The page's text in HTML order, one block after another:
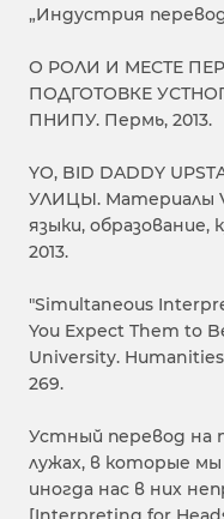
„Индустрия
О РОЛИ И МЕСТЕ
ПОДГОТОВКЕ
ПНИПУ. Пермь, 2013.
YO, BID DADDY
УЛИЦЫ. Материалы
языки, образование,
2013.
"Simultaneous
You Expect Them to
University. Humanities
269.
Устный перевод на
лужах, в которые
иногда нас в них